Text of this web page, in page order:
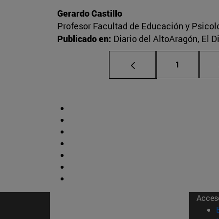
Gerardo Castillo
Profesor Facultad de Educación y
Publicado en: Diario del AltoAragón, El
Página
1